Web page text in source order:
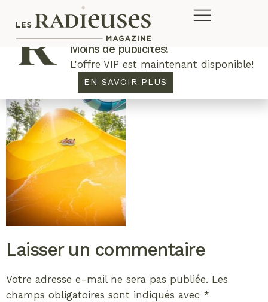
Laisser un commentaire
Votre adresse e-mail ne sera pas publiée. Les
champs obligatoires sont indiqués avec *
Plus de concours. Plus de rabais.
Moins de publicités!
L'offre VIP est maintenant disponible!
EN SAVOIR PLUS